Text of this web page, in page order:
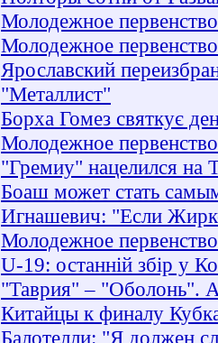
Молодежное
Молодежное
Ярославский
"Металлист"
Борха Гомез святкує
Молодежное
"Гремиу" нацелился на
Боаш может стать
Игнашевич: "Если
Молодежное
U-19: останній збір у
"Таврия" – "Оболонь".
Китайцы к финалу
Балотелли: "Я должен